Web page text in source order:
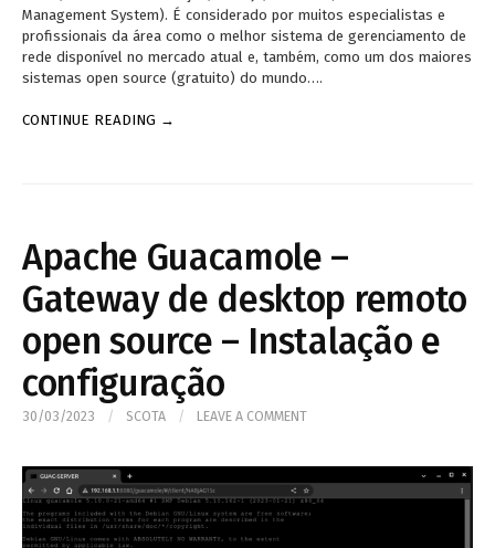
Management System). É considerado por muitos especialistas e
profissionais da área como o melhor sistema de gerenciamento de
rede disponível no mercado atual e, também, como um dos maiores
sistemas open source (gratuito) do mundo….
CONTINUE READING →
Apache Guacamole –
Gateway de desktop remoto
open source – Instalação e
configuração
30/03/2023 / SCOTA / LEAVE A COMMENT